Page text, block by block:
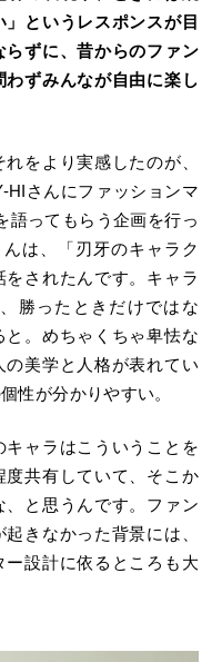
というレスポンスが目
ずに、昔からのファン
ずみんなが自由に楽し
をより実感したのが、
HIさんにファッションマ
語ってもらう企画を行っ
は、「刃牙のキャラク
されたんです。キャラ
勝ったときだけではな
と。めちゃくちゃ卑怯な
美学と人格が表れてい
性が分かりやすい。
ャラはこういうことを
共有していて、そこか
と思うんです。ファン
きなかった背景には、
設計に依るところも大